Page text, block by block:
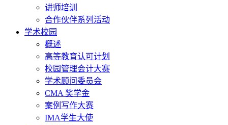
讲师培训
合作伙伴系列活动
学术校园
概述
高等教育认可计划
校园管理会计大赛
学术顾问委员会
CMA 奖学金
案例写作大赛
IMA学生大使